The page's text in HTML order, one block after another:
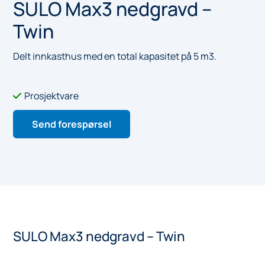
SULO Max3 nedgravd –
Twin
Delt innkasthus med en total kapasitet på 5 m3.
 Prosjektvare
Send forespørsel
SULO Max3 nedgravd – Twin